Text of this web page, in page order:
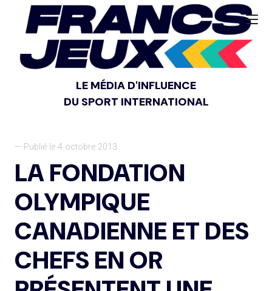
LE MÉDIA D'INFLUENCE
DU SPORT INTERNATIONAL
— Publié le 4 octobre 2013
LA FONDATION
OLYMPIQUE
CANADIENNE ET DES
CHEFS EN OR